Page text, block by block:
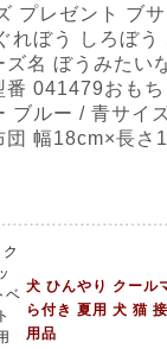
プレゼント ブ
れぼう しろぼ
ズ名 ぼうみたい
番 041479おも
ブルー / 青サイ
団 幅18cm×長
犬 ひんやり クール
ら付き 夏用 犬 猫
用品